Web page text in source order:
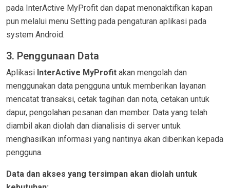
pada InterActive MyProfit dan dapat menonaktifkan kapan
pun melalui menu Setting pada pengaturan aplikasi pada
system Android.
3. Penggunaan Data
Aplikasi InterActive MyProfit akan mengolah dan
menggunakan data pengguna untuk memberikan layanan
mencatat transaksi, cetak tagihan dan nota, cetakan untuk
dapur, pengolahan pesanan dan member. Data yang telah
diambil akan diolah dan dianalisis di server untuk
menghasilkan informasi yang nantinya akan diberikan kepada
pengguna.
Data dan akses yang tersimpan akan diolah untuk